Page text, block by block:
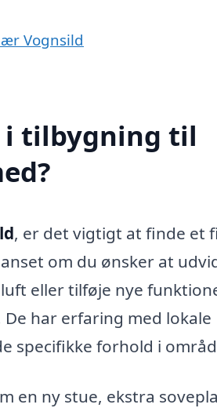
Vognsild
i tilbygning til
, er det vigtigt at finde et
om du ønsker at
eller tilføje nye
har erfaring med lokale
specifikke forhold i
en ny stue, ekstra